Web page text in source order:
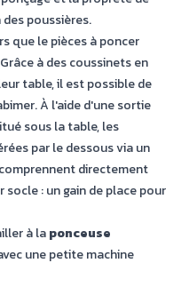
poussières.
que le pièces à poncer
à des coussinets en
table, il est possible de
À l'aide d'une sortie
sous la table, les
par le dessous via un
directement
socle : un gain de place pour
à laponceuse
une petite machine